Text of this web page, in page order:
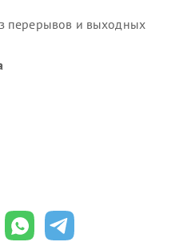
перерывов и выходных